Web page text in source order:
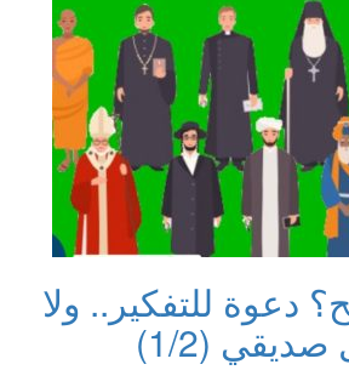
دعوة للتفكير.. ولا
(1/2)